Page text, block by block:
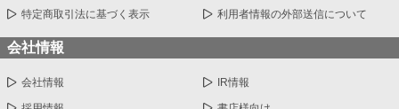
特定商取引法に基づく表示 利用者情報の外部送信について
会社情報
会社情報 IR情報